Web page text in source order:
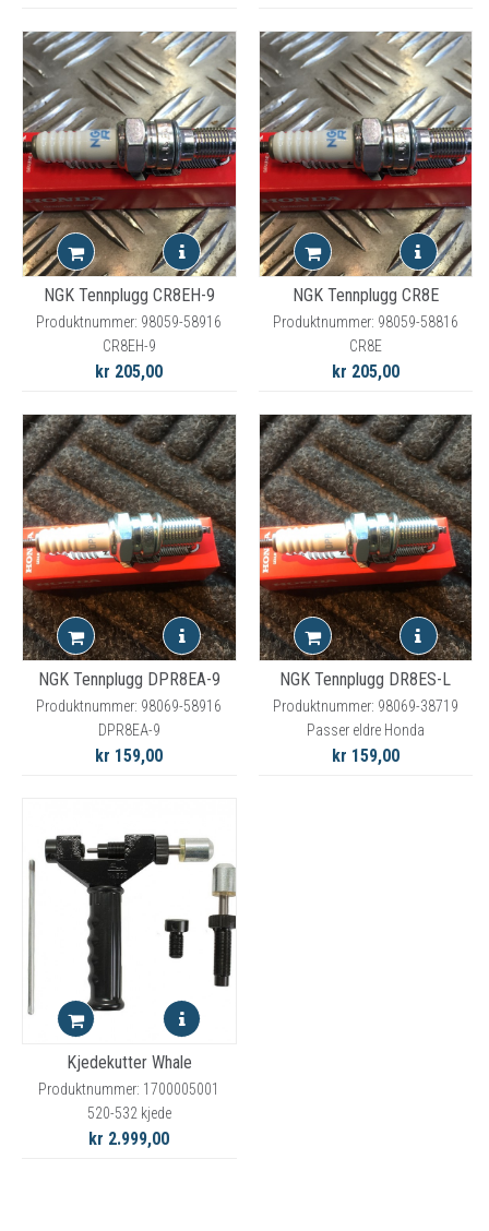
NGK Tennplugg CR8EH-9
Produktnummer: 98059-58916
CR8EH-9
kr 205,00
NGK Tennplugg CR8E
Produktnummer: 98059-58816
CR8E
kr 205,00
NGK Tennplugg DPR8EA-9
Produktnummer: 98069-58916
DPR8EA-9
kr 159,00
NGK Tennplugg DR8ES-L
Produktnummer: 98069-38719
Passer eldre Honda
kr 159,00
Kjedekutter Whale
Produktnummer: 1700005001
520-532 kjede
kr 2.999,00